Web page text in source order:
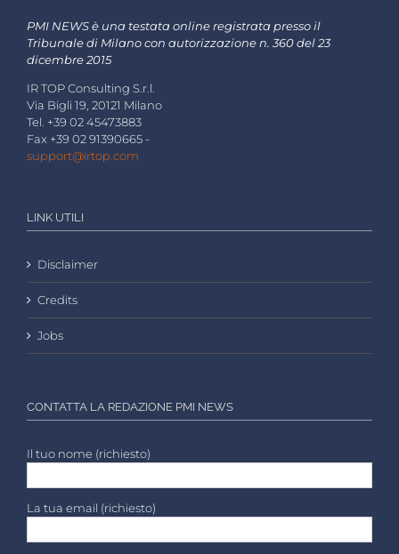
PMI NEWS è una testata online registrata presso il
Tribunale di Milano con autorizzazione n. 360 del 23
dicembre 2015
IR TOP Consulting S.r.l.
Via Bigli 19, 20121 Milano
Tel. +39 02 45473883
Fax +39 02 91390665 -
support@irtop.com
LINK UTILI
Disclaimer
Credits
Jobs
CONTATTA LA REDAZIONE PMI NEWS
Il tuo nome (richiesto)
La tua email (richiesto)